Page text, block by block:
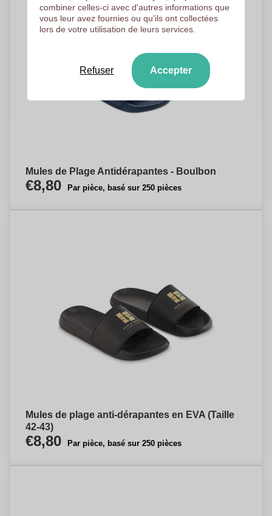
Mules de Plage Antidérapantes - Boulbon
€8,80 Par pièce, basé sur 250 pièces
Mules de plage anti-dérapantes en EVA (Taille
42-43)
€8,80 Par pièce, basé sur 250 pièces
combiner celles-ci avec d'autres informations que
vous leur avez fournies ou qu'ils ont collectées
lors de votre utilisation de leurs services.
Refuser Accepter